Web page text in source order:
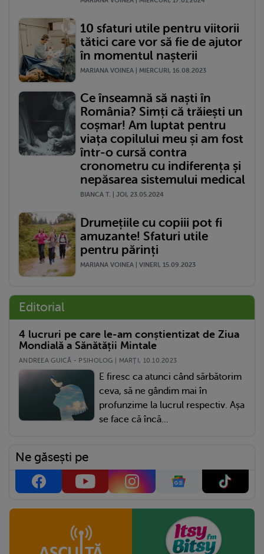
10 sfaturi utile pentru viitorii
tătici care vor să fie de ajutor
în momentul nașterii
MARIANA VOINEA | MIERCURI, 16.08.2023
Ce înseamnă să naști în
România? Simți că trăiești un
coșmar! Am luptat pentru
viața copilului meu și am fost
într-o cursă contra
cronometru cu indiferența și
nepăsarea sistemului medical
BIANCA T. | JOI, 23.05.2024
Drumețiile cu copiii pot fi
amuzante! Sfaturi utile
pentru părinți
MARIANA VOINEA | VINERI, 15.09.2023
Editorial
4 lucruri pe care le-am conștientizat de Ziua
Mondială a Sănătății Mintale
ANDREEA GUICĂ - PSIHOLOG | MARŢI, 10.10.2023
E firesc ca atunci când sărbătorim
ceva, să ne gândim mai în
profunzime la lucrul respectiv. Așa
se face că încă...
Ne găsești pe